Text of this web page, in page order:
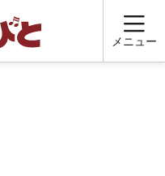
メニュー